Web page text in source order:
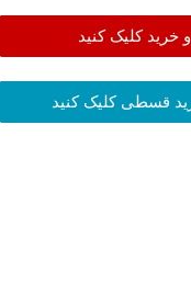
کلیک کنید
قسطی کلیک کنید